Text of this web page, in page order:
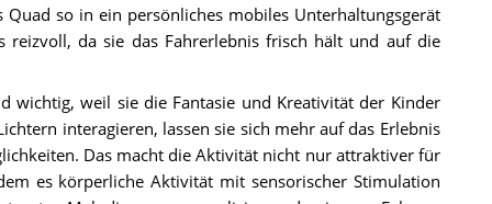
so in ein persönliches mobiles Unterhaltungsgerät
reizvoll, da sie das Fahrerlebnis frisch hält und auf die
wichtig, weil sie die Fantasie und Kreativität der Kinder
interagieren, lassen sie sich mehr auf das Erlebnis
Das macht die Aktivität nicht nur attraktiver für
es körperliche Aktivität mit sensorischer Stimulation